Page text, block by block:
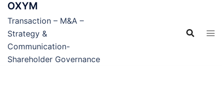
Aller
au
contenu
OXYM
Transaction – M&A –
Strategy &
Communication-
Shareholder Governance